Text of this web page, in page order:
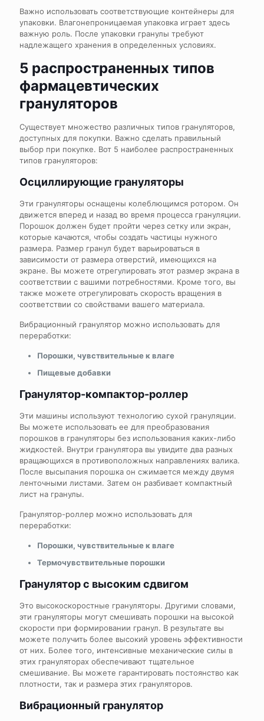
Важно использовать соответствующие контейнеры для
упаковки. Влагонепроницаемая упаковка играет здесь
важную роль. После упаковки гранулы требуют
надлежащего хранения в определенных условиях.
5 распространенных типов
фармацевтических
грануляторов
Существует множество различных типов грануляторов,
доступных для покупки. Важно сделать правильный
выбор при покупке. Вот 5 наиболее распространенных
типов грануляторов:
Осциллирующие грануляторы
Эти грануляторы оснащены колеблющимся ротором. Он
движется вперед и назад во время процесса грануляции.
Порошок должен будет пройти через сетку или экран,
которые качаются, чтобы создать частицы нужного
размера. Размер гранул будет варьироваться в
зависимости от размера отверстий, имеющихся на
экране. Вы можете отрегулировать этот размер экрана в
соответствии с вашими потребностями. Кроме того, вы
также можете отрегулировать скорость вращения в
соответствии со свойствами вашего материала.
Вибрационный гранулятор можно использовать для
переработки:
Порошки, чувствительные к влаге
Пищевые добавки
Гранулятор-компактор-роллер
Эти машины используют технологию сухой грануляции.
Вы можете использовать ее для преобразования
порошков в грануляторы без использования каких-либо
жидкостей. Внутри гранулятора вы увидите два разных
вращающихся в противоположных направлениях валика.
После высыпания порошка он сжимается между двумя
ленточными листами. Затем он разбивает компактный
лист на гранулы.
Гранулятор-роллер можно использовать для
переработки:
Порошки, чувствительные к влаге
Термочувствительные порошки
Гранулятор с высоким сдвигом
Это высокоскоростные грануляторы. Другими словами,
эти грануляторы могут смешивать порошки на высокой
скорости при формировании гранул. В результате вы
можете получить более высокий уровень эффективности
от них. Более того, интенсивные механические силы в
этих грануляторах обеспечивают тщательное
смешивание. Вы можете гарантировать постоянство как
плотности, так и размера этих грануляторов.
Вибрационный гранулятор